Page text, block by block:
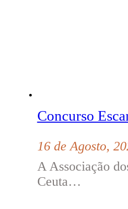
Concurso
16 de Agosto,
A Associação
Ceuta…